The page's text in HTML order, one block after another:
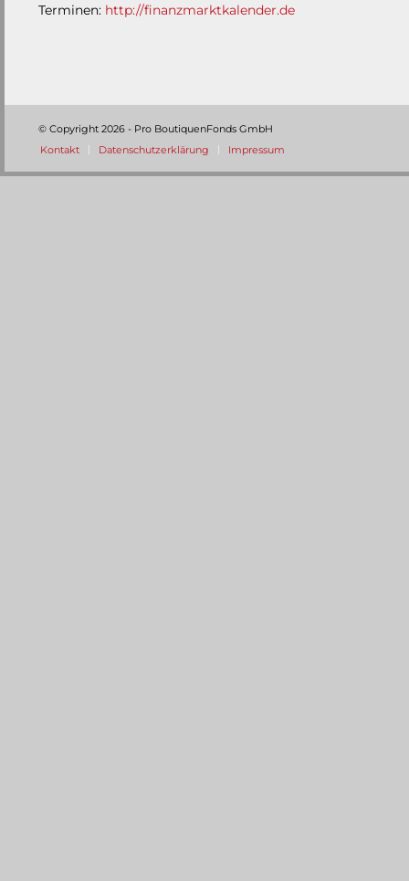
Terminen: http://finanzmarktkalender.de
© Copyright2026 - Pro BoutiquenFonds GmbH
Kontakt
Datenschutzerklärung Impressum